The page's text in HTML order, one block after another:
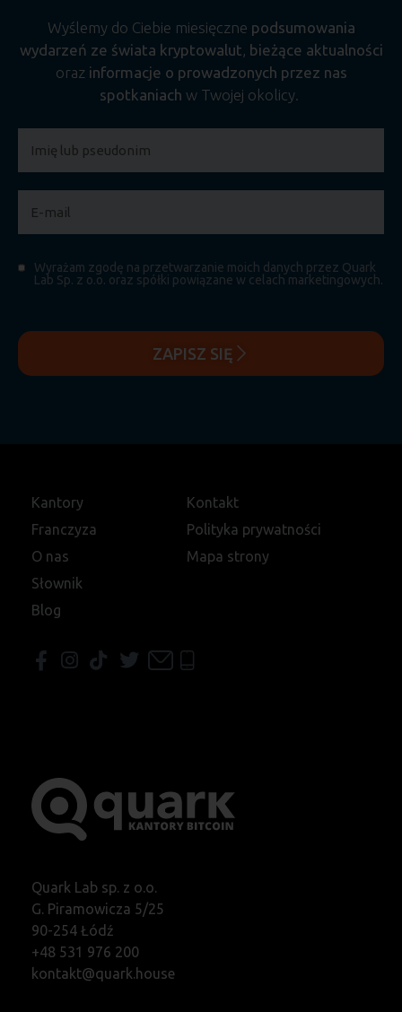
Wyślemy do Ciebie miesięczne podsumowania
wydarzeń ze świata kryptowalut, bieżące aktualności
oraz informacje o prowadzonych przez nas
spotkaniach w Twojej okolicy.
Wyrażam zgodę na przetwarzanie moich danych przez Quark
Lab Sp. z o.o. oraz spółki powiązane w celach marketingowych.
ZAPISZ SIĘ
Kantory
Franczyza
O nas
Słownik
Blog
Kontakt
Polityka prywatności
Mapa strony
Quark Lab sp. z o.o.
G. Piramowicza 5/25
90-254 Łódź
+48 531 976 200
kontakt@quark.house